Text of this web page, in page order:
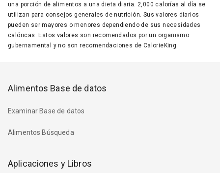
una porción de alimentos a una dieta diaria. 2,000 calorías al día se
utilizan para consejos generales de nutrición. Sus valores diarios
pueden ser mayores o menores dependiendo de sus necesidades
calóricas. Estos valores son recomendados por un organismo
gubernamental y no son recomendaciones de CalorieKing.
Alimentos Base de datos
Examinar Base de datos
Alimentos Búsqueda
Aplicaciones y Libros